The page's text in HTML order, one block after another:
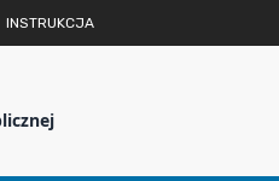
INSTRUKCJA